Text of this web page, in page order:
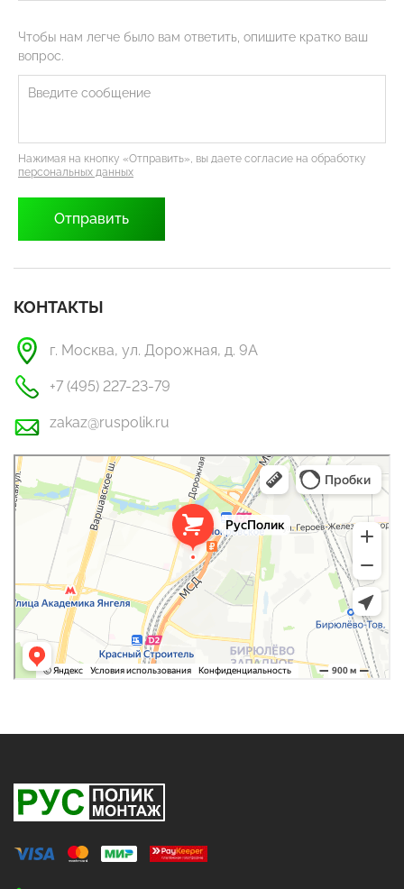
Чтобы нам легче было вам ответить, опишите кратко ваш
вопрос.
Нажимая на кнопку «Отправить», вы даете согласие на обработку
персональных данных
КОНТАКТЫ
г. Москва, ул. Дорожная, д. 9А
+7 (495) 227-23-79
zakaz@ruspolik.ru
РусПолик
Оргстекло, поликарбонат в Москве
Строительные и отделочные работы в Москве